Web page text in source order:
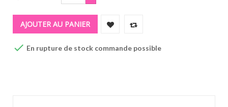
AJOUTER AU PANIER
 En rupture de stock commande possible